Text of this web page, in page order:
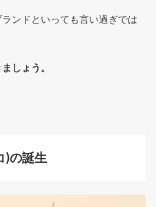
ンドといっても言い過ぎでは
しょう。
)の誕生